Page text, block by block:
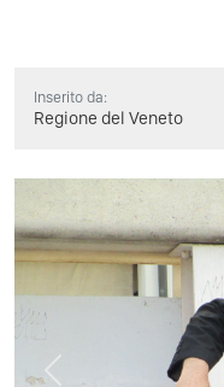
Inserito da:
Regione del Veneto
Previous